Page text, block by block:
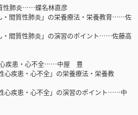
性肺炎……蝶名林直彦
性肺炎」の栄養療法・栄養教育……佐
性肺炎」の演習のポイント……佐藤高
疾患・心不全……中屋 豊
・心不全」の栄養療法・栄養教
・心不全」の演習のポイント……中